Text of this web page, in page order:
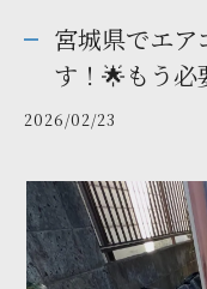
宮城県でエア
す！🌟もう
2026/02/23